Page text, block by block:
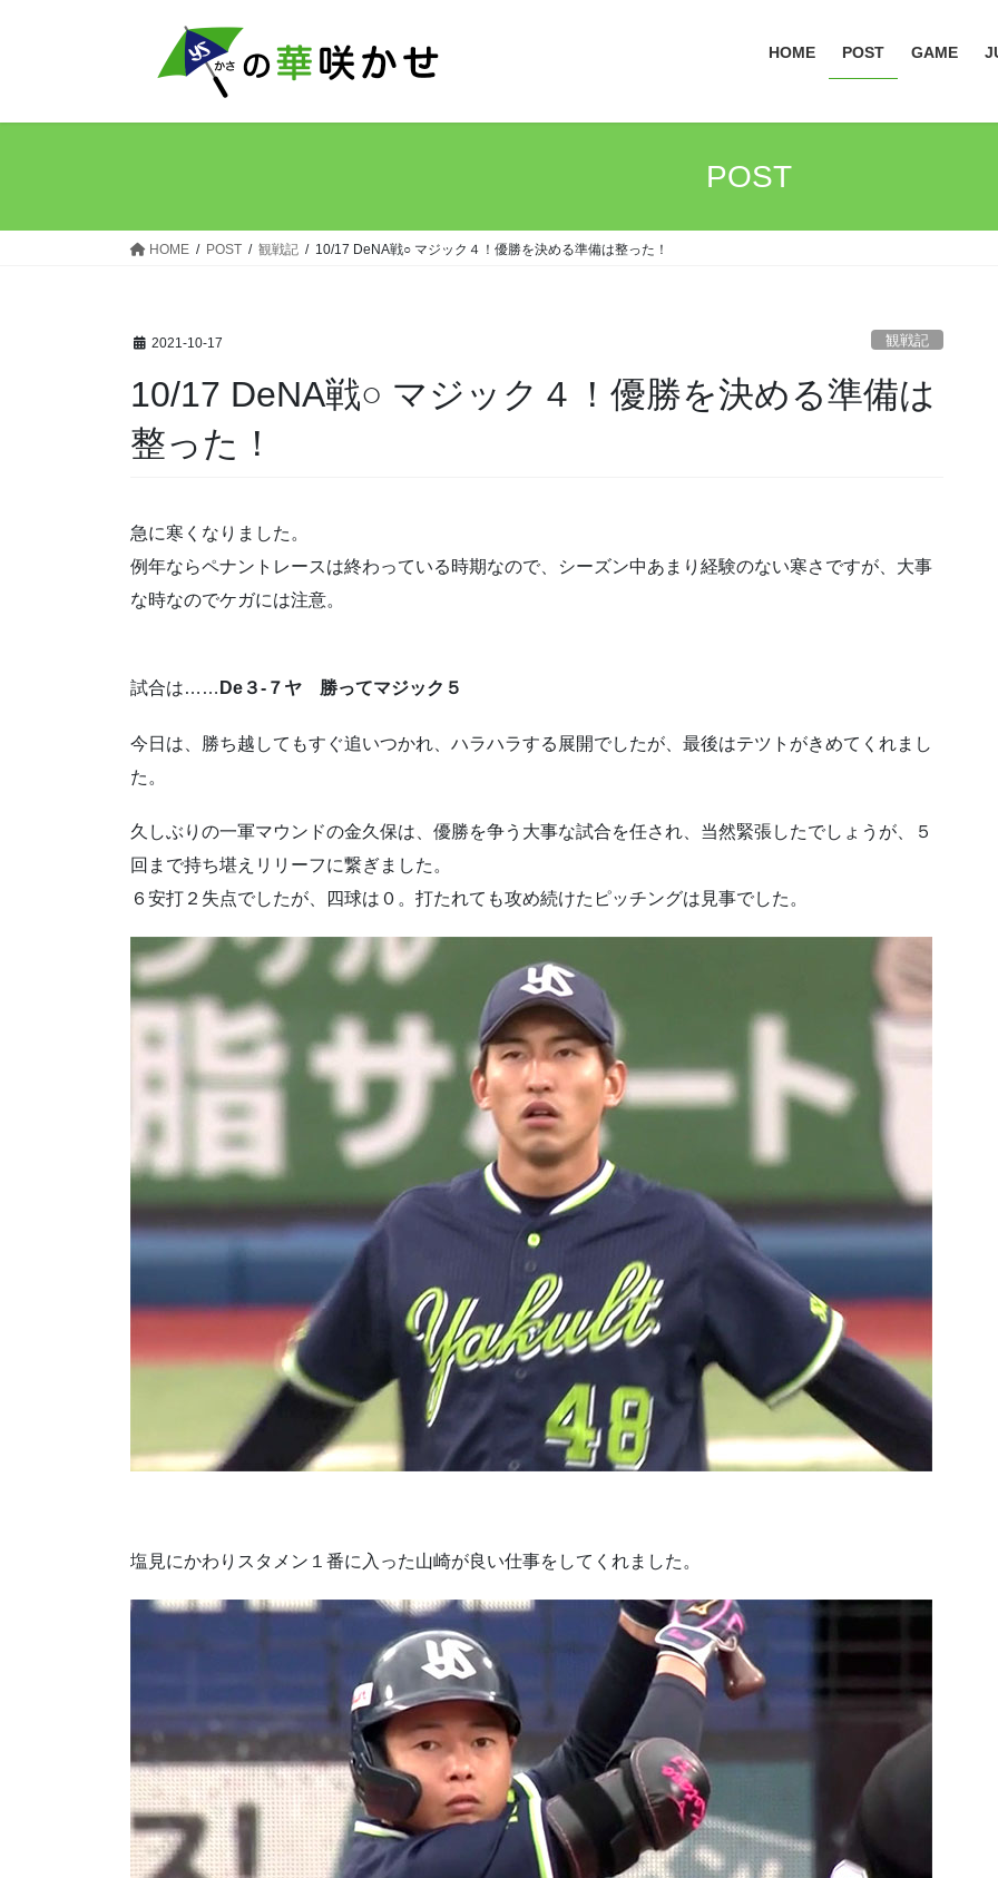
ツ
シ
HOME POST GAME
POST
HOME POST 観戦記 10/17 DeNA戦○ マジック４！優勝を決める準備は整った！
2021-10-17 観戦記
10/17 DeNA戦○ マジック４！優勝を決める準備は
整った！
急に寒くなりました。
例年ならペナントレースは終わっている時期なので、シーズン中あまり経験のない寒さですが、大事
な時なのでケガには注意。
試合は…… De３-７ヤ 勝ってマジック５
今日は、勝ち越してもすぐ追いつかれ、ハラハラする展開でしたが、最後はテツトがきめてくれまし
た。
久しぶりの一軍マウンドの金久保は、優勝を争う大事な試合を任され、当然緊張したでしょうが、５
回まで持ち堪えリリーフに繋ぎました。
６安打２失点でしたが、四球は０。打たれても攻め続けたピッチングは見事でした。
塩見にかわりスタメン１番に入った山崎が良い仕事をしてくれました。